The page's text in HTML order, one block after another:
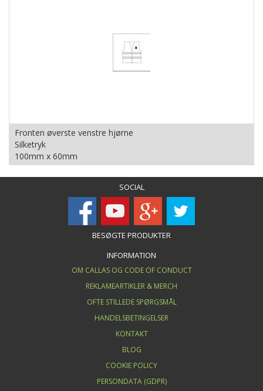
Fronten øverste venstre hjørne
Silketryk
100mm x 60mm
SOCIAL
BESØGTE PRODUKTER
INFORMATION
OM CALLAS OG CODE OF CONDUCT
REKLAMEARTIKLER & MERCH
OFTE STILLEDE SPØRGSMÅL
HANDELSBETINGELSER
KONTAKT
BLOG
COOKIE POLICY
PERSONDATA (GDPR)